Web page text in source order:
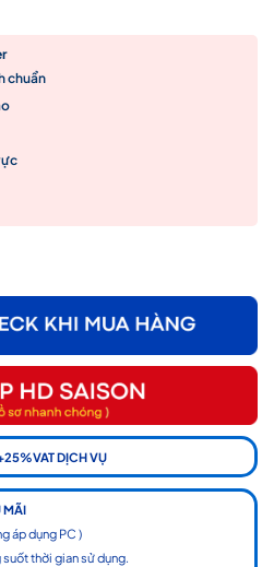
chuẩn
Phú Nhuận - Anh Triết Computer - Laptop Sale số
DỊCH VỤ
MÃI
áp dụng PC )
thời gian sử dụng.